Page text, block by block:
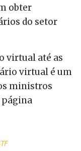
obter
do setor
virtual até as
virtual é um
ministros
página